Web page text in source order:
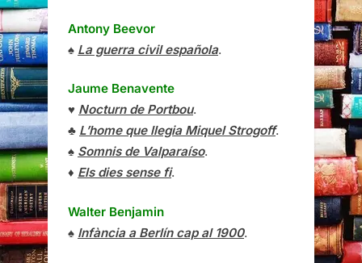
Antony Beevor
♠ La guerra civil española.
Jaume Benavente
♥ Nocturn de Portbou.
♣ L’home que llegia Miquel Strogoff.
♠ Somnis de Valparaíso.
♦ Els dies sense fi.
Walter Benjamin
♠ Infància a Berlín cap al 1900.